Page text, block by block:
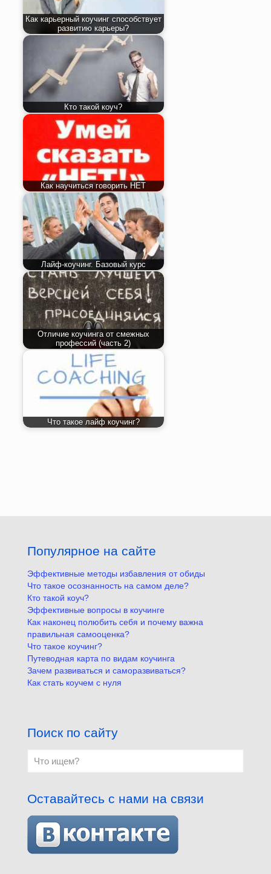
Как карьерный коучинг способствует
развитию карьеры?
Кто такой коуч?
Как научиться говорить НЕТ
Лайф-коучинг. Базовый курс
Отличие коучинга от смежных
профессий (часть 2)
Что такое лайф коучинг?
Популярное на сайте
Эффективные методы избавления от обиды
Что такое осознанность на самом деле?
Кто такой коуч?
Эффективные вопросы в коучинге
Как наконец полюбить себя и почему важна
правильная самооценка?
Что такое коучинг?
Путеводная карта по видам коучинга
Зачем развиваться и саморазвиваться?
Как стать коучем с нуля
Поиск по сайту
Оставайтесь с нами на связи